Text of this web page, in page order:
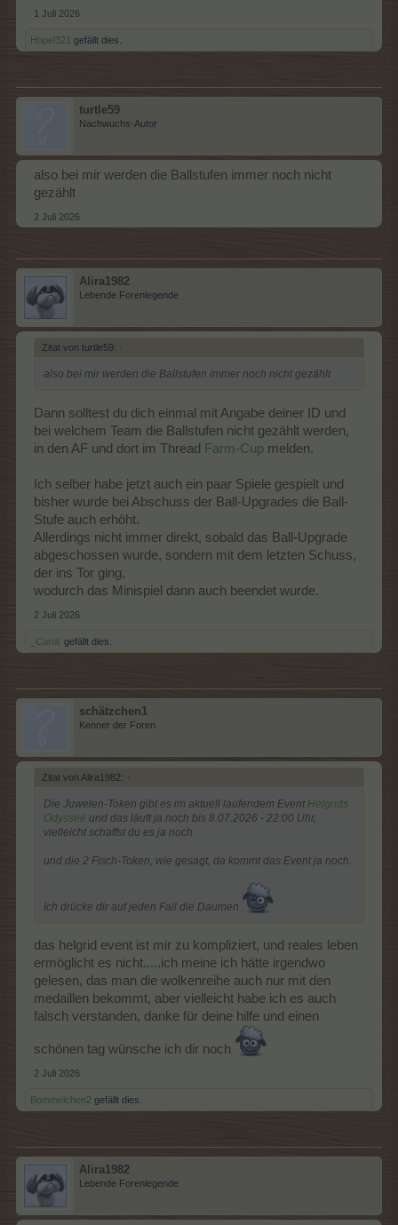
1 Juli 2026
Hopel321 gefällt dies.
turtle59
Nachwuchs-Autor
also bei mir werden die Ballstufen immer noch nicht
gezählt
2 Juli 2026
Alira1982
Lebende Forenlegende
Zitat von turtle59: ↑
also bei mir werden die Ballstufen immer noch nicht gezählt
Dann solltest du dich einmal mit Angabe deiner ID und
bei welchem Team die Ballstufen nicht gezählt werden,
in den AF und dort im Thread Farm-Cup melden.
Ich selber habe jetzt auch ein paar Spiele gespielt und
bisher wurde bei Abschuss der Ball-Upgrades die Ball-
Stufe auch erhöht.
Allerdings nicht immer direkt, sobald das Ball-Upgrade
abgeschossen wurde, sondern mit dem letzten Schuss,
der ins Tor ging,
wodurch das Minispiel dann auch beendet wurde.
2 Juli 2026
_Carol. gefällt dies.
schätzchen1
Kenner der Foren
Zitat von Alira1982: ↑
Die Juwelen-Token gibt es im aktuell laufendem Event Helgrids
Odyssee und das läuft ja noch bis 8.07.2026 - 22:00 Uhr,
vielleicht schaffst du es ja noch
und die 2 Fisch-Token, wie gesagt, da kommt das Event ja noch.
Ich drücke dir auf jeden Fall die Daumen
das helgrid event ist mir zu kompliziert, und reales leben
ermöglicht es nicht.....ich meine ich hätte irgendwo
gelesen, das man die wolkenreihe auch nur mit den
medaillen bekommt, aber vielleicht habe ich es auch
falsch verstanden, danke für deine hilfe und einen
schönen tag wünsche ich dir noch
2 Juli 2026
Bommelchen2 gefällt dies.
Alira1982
Lebende Forenlegende